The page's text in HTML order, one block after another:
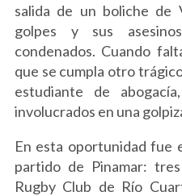
salida de un boliche de
golpes y sus
condenados. Cuando
que se cumpla otro
estudiante de
involucrados en una
En esta oportunidad fue
partido de Pinamar:
Rugby Club de Río